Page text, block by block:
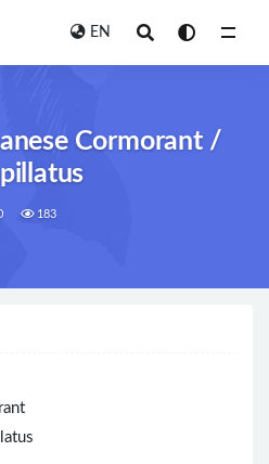
EN
Cormorant /
183